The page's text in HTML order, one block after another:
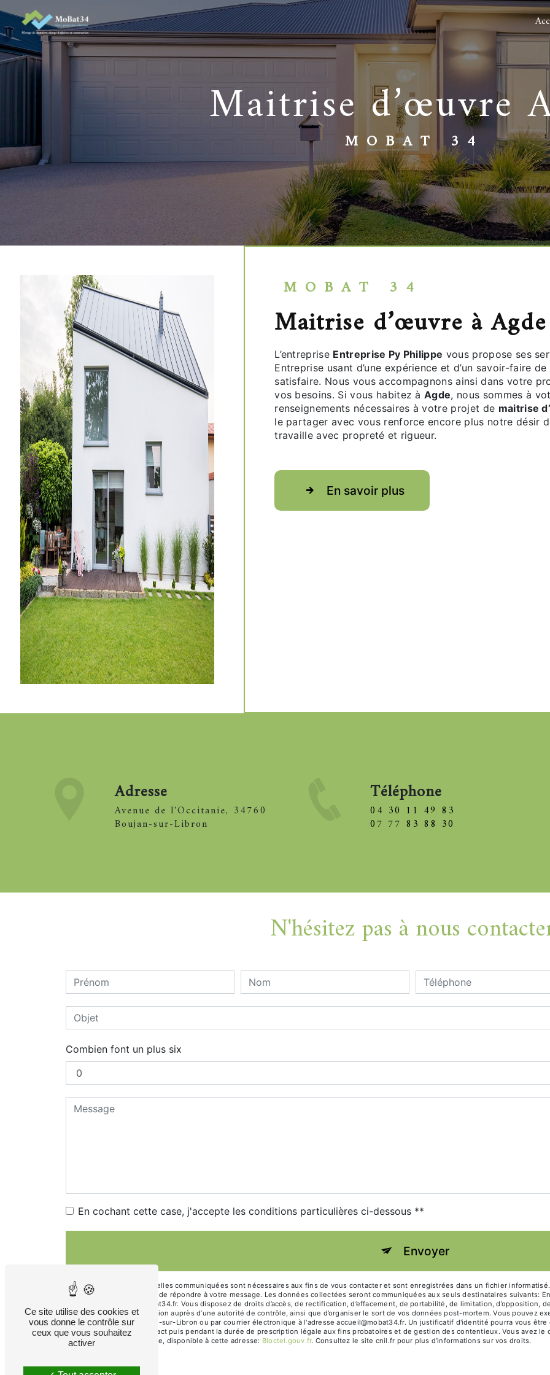
maitrise d’œuvre
MOBAT 34
MOBAT 34
maitrise d’œuvre à Agde
L’entreprise Entreprise Py Philippe vous propose ses
Entreprise usant d’une expérience et d’un savoir-faire
satisfaire. Nous vous accompagnons ainsi dans votre
vos besoins. Si vous habitez àAgde, nous sommes à
renseignements nécessaires à votre projet de maitrise
le partager avec vous renforce encore plus notre désir
travaille avec propreté et rigueur.
En savoir plus
Adresse
avenue de l'Occitanie, 34760
Boujan-sur-Libron
Téléphone
04 30 11 49 83
07 77 83 88 30
N'hésitez pas à nous
Combien font un plus six
En cochant cette case, j'accepte les conditions particulières ci-dessous **
Envoyer
** Les données personnelles communiquées sont nécessaires aux fins de vous contacter et sont enregistrées dans un fichier
traitants dans le seul but de répondre à votre message. Les données collectées seront communiquées aux seuls destinataires suivants:
sur-Libron accueil@mobat34.fr. Vous disposez de droits d’accès, de rectification, d’effacement, de portabilité, de limitation,
d’introduire une réclamation auprès d’une autorité de contrôle, ainsi que d’organiser le sort de vos données post-mortem. Vous pouvez
l'Occitanie, 34760 Boujan-sur-Libron ou par courrier électronique à l'adresse accueil@mobat34.fr. Un justificatif d'identité pourra vous
période de prise de contact puis pendant la durée de prescription légale aux fins probatoires et de gestion des contentieux. Vous avez
démarchage téléphonique, disponible à cette adresse:
Bloctel.gouv.fr. Consultez le site cnil.fr pour plus d’informations sur vos droits.
Ce site utilise des cookies et
vous donne le contrôle sur
ceux que vous souhaitez
activer